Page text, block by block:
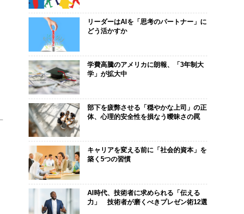
リーダーはAIを「思考のパートナー」に
どう活かすか
学費高騰のアメリカに朗報、「3年制大
学」が拡大中
部下を疲弊させる「穏やかな上司」の正
体、心理的安全性を損なう曖昧さの罠
キャリアを変える前に「社会的資本」を
築く5つの習慣
AI時代、技術者に求められる「伝える
力」 技術者が磨くべきプレゼン術12選